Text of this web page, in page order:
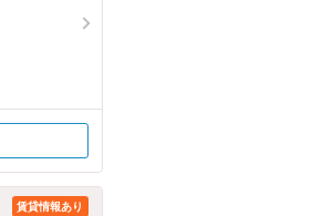
賃貸情報あり